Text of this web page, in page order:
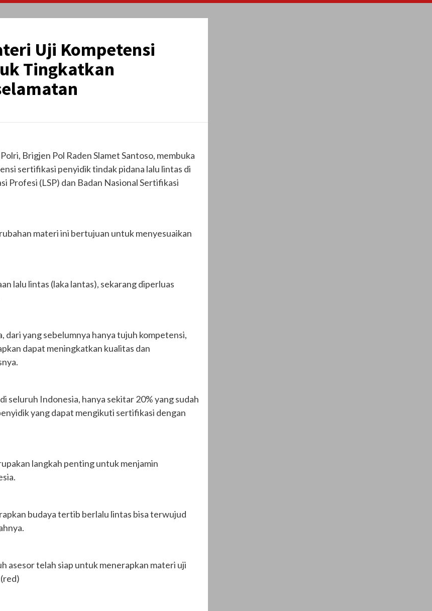
Uji Kompetensi
Tingkatkan
Brigjen Pol Raden Slamet Santoso, membuka
sertifikasi penyidik tindak pidana lalu lintas di
Profesi (LSP) dan Badan Nasional Sertifikasi
materi ini bertujuan untuk menyesuaikan
lalu lintas (laka lantas), sekarang diperluas
dari yang sebelumnya hanya tujuh kompetensi,
dapat meningkatkan kualitas dan
seluruh Indonesia, hanya sekitar 20% yang sudah
yang dapat mengikuti sertifikasi dengan
langkah penting untuk menjamin
budaya tertib berlalu lintas bisa terwujud
asesor telah siap untuk menerapkan materi uji